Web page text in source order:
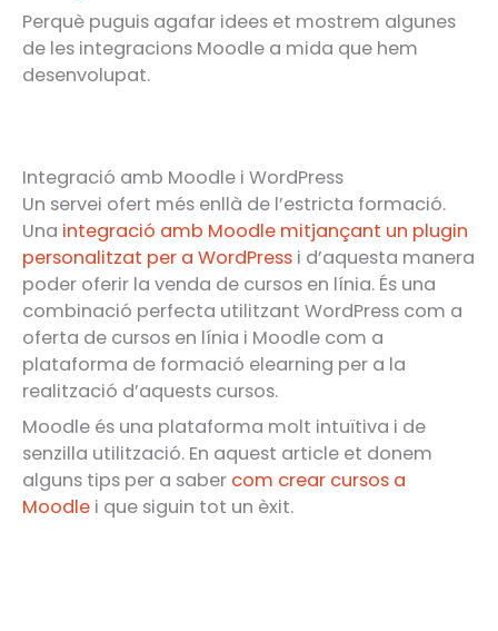
Perquè puguis agafar idees et mostrem algunes
de les integracions Moodle a mida que hem
desenvolupat.
Integració amb Moodle i WordPress
Un servei ofert més enllà de l’estricta formació.
Una integració amb Moodle mitjançant un plugin
personalitzat per a WordPress i d’aquesta manera
poder oferir la venda de cursos en línia. És una
combinació perfecta utilitzant WordPress com a
oferta de cursos en línia i Moodle com a
plataforma de formació elearning per a la
realització d’aquests cursos.
Moodle és una plataforma molt intuïtiva i de
senzilla utilització. En aquest article et donem
alguns tips per a saber com crear cursos a
Moodle i que siguin tot un èxit.